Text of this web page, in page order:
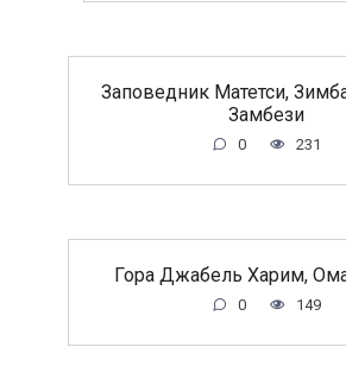
Заповедник Матетси,
Замбези
0 231
Гора Джабель Харим,
0 149